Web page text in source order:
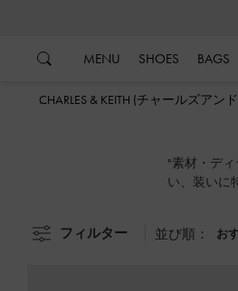
MENU SHOES BAGS
CHARLES & KEITH (チャールズアン
"素材・デ
い、装いに
フィルター 並び順： お